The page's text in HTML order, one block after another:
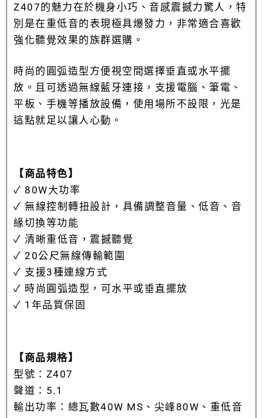
Z407的魅力在於機身小巧、音感震撼力驚人，特
別是在重低音的表現極具爆發力，非常適合喜歡
強化聽覺效果的族群選購。
時尚的圓弧造型方便視空間選擇垂直或水平擺
放。且可透過無線藍牙連接，支援電腦、筆電、
平板、手機等播放設備，使用場所不設限，光是
這點就足以讓人心動。
【商品特色】
✓ 8 0W大功率
✓ 無線控制轉扭設計，具備調整音量、低音、音
緣切換等功能
✓ 清晰重低音，震撼聽覺
✓ 20公尺無線傳輸範圍
✓ 支援3種連線方式
✓ 時尚圓弧造型，可水平或垂直擺放
✓ 1年品質保固
【商品規格】
型號：Z407
聲道：5.1
輸出功率：總瓦數40W MS、尖峰80W、重低音